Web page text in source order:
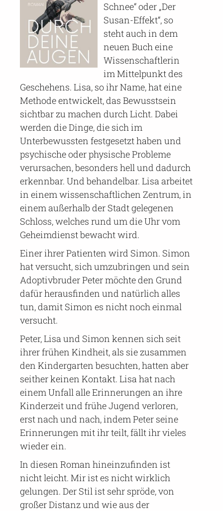
Schnee“ oder „Der
Susan-Effekt“, so
steht auch in dem
neuen Buch eine
Wissenschaftlerin
im Mittelpunkt des
Geschehens. Lisa, so ihr Name, hat eine
Methode entwickelt, das Bewusstsein
sichtbar zu machen durch Licht. Dabei
werden die Dinge, die sich im
Unterbewussten festgesetzt haben und
psychische oder physische Probleme
verursachen, besonders hell und dadurch
erkennbar. Und behandelbar. Lisa arbeitet
in einem wissenschaftlichen Zentrum, in
einem außerhalb der Stadt gelegenen
Schloss, welches rund um die Uhr vom
Geheimdienst bewacht wird.
Einer ihrer Patienten wird Simon. Simon
hat versucht, sich umzubringen und sein
Adoptivbruder Peter möchte den Grund
dafür herausfinden und natürlich alles
tun, damit Simon es nicht noch einmal
versucht.
Peter, Lisa und Simon kennen sich seit
ihrer frühen Kindheit, als sie zusammen
den Kindergarten besuchten, hatten aber
seither keinen Kontakt. Lisa hat nach
einem Unfall alle Erinnerungen an ihre
Kinderzeit und frühe Jugend verloren,
erst nach und nach, indem Peter seine
Erinnerungen mit ihr teilt, fällt ihr vieles
wieder ein.
In diesen Roman hineinzufinden ist
nicht leicht. Mir ist es nicht wirklich
gelungen. Der Stil ist sehr spröde, von
großer Distanz und wie aus der